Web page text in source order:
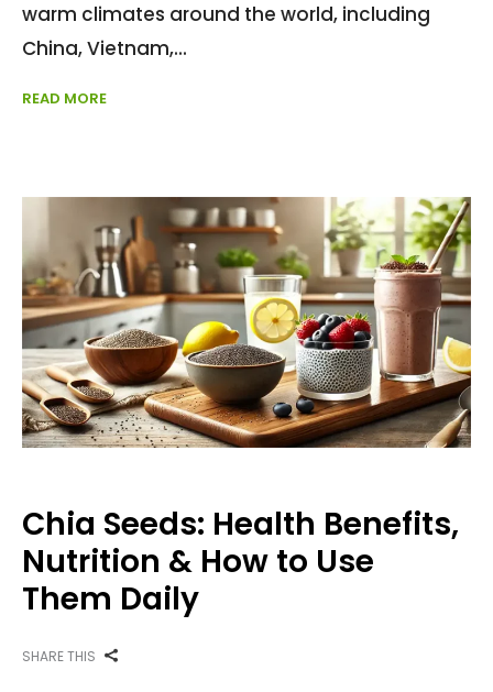
warm climates around the world, including
China, Vietnam,
READ MORE
Chia Seeds: Health Benefits,
Nutrition & How to Use
Them Daily
SHARE THIS